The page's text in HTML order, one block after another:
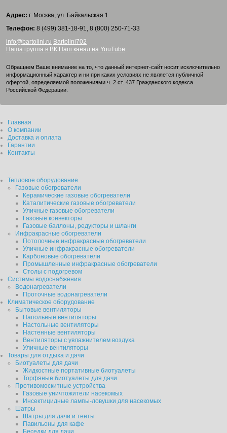
Адрес: г. Москва, ул. Байкальская 1
Телефон: 8 (499) 381-18-91, 8 (800) 250-71-33
info@bartolini.ru Bartolini702
Наша группа в ВК Наш канал на YouTube
Обращаем Ваше внимание на то, что данный интернет-сайт носит исключительно
информационный характер и ни при каких условиях не является публичной
офертой, определяемой положениями ч. 2 ст. 437 Гражданского кодекса
Российской Федерации.
Главная
О компании
Доставка и оплата
Гарантии
Контакты
Тепловое оборудование
Газовые обогреватели
Керамические газовые обогреватели
Каталитические газовые обогреватели
Уличные газовые обогреватели
Газовые конвекторы
Газовые баллоны, редукторы и шланги
Инфракрасные обогреватели
Потолочные инфракрасные обогреватели
Уличные инфракрасные обогреватели
Карбоновые обогреватели
Промышленные инфракрасные обогреватели
Столы с подогревом
Системы водоснабжения
Водонагреватели
Проточные водонагреватели
Климатическое оборудование
Бытовые вентиляторы
Напольные вентиляторы
Настольные вентиляторы
Настенные вентиляторы
Вентиляторы с увлажнителем воздуха
Уличные вентиляторы
Товары для отдыха и дачи
Биотуалеты для дачи
Жидкостные портативные биотуалеты
Торфяные биотуалеты для дачи
Противомоскитные устройства
Газовые уничтожители насекомых
Инсектицидные лампы-ловушки для насекомых
Шатры
Шатры для дачи и тенты
Павильоны для кафе
Беседки для дачи